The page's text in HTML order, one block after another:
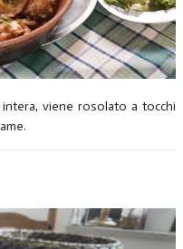
viene rosolato a tocchi